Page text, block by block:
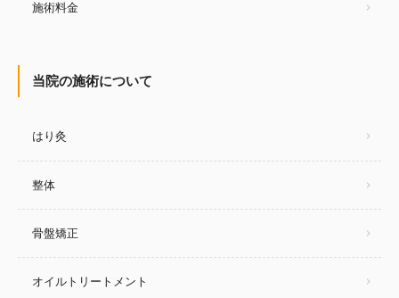
施術料金
当院の施術について
はり灸
整体
骨盤矯正
オイルトリートメント